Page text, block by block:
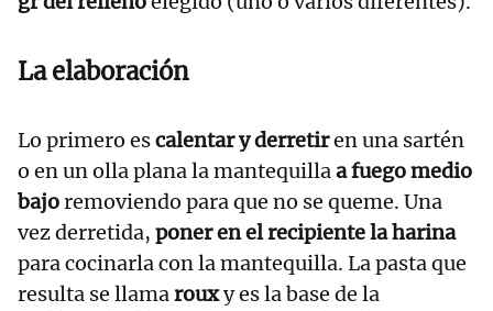
La elaboración
Lo primero escalentar y derretiren una sartén
o en un olla plana la mantequillaa fuego medio
bajoremoviendo para que no se queme. Una
vez derretida, poner en el recipiente la harina
para cocinarla con la mantequilla. La pasta que
resulta se llamarouxy es la base de la